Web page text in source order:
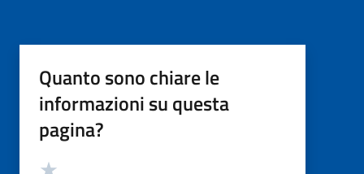
Quanto sono chiare le
informazioni su questa
pagina?
Valutazione